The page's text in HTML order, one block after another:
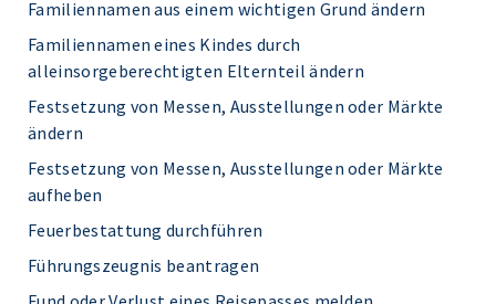
Familiennamen aus einem wichtigen Grund ändern
Familiennamen eines Kindes durch
alleinsorgeberechtigten Elternteil ändern
Festsetzung von Messen, Ausstellungen oder Märkte
ändern
Festsetzung von Messen, Ausstellungen oder Märkte
aufheben
Feuerbestattung durchführen
Führungszeugnis beantragen